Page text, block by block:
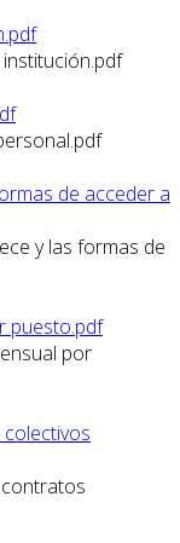
de acceder a
y las formas de
puesto.pdf
por